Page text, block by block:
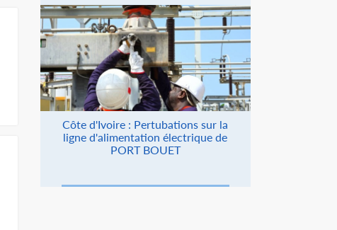
Côte d'Ivoire : Pertubations sur la
ligne d'alimentation électrique de
PORT BOUET